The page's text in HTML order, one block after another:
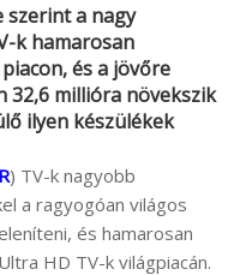
szerint a nagy
k hamarosan
és a jövőre
32,6 millióra növekszik
ilyen készülékek
) TV-k nagyobb
a ragyogóan világos
és hamarosan
HD TV-k világpiacán.